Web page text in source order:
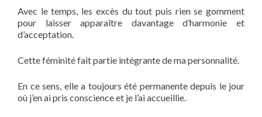
Avec le temps, les excès du tout puis rien se gomment
pour laisser apparaître davantage d’harmonie et
d’acceptation.
Cette féminité fait partie intégrante de ma personnalité.
En ce sens, elle a toujours été permanente depuis le jour
où j’en ai pris conscience et je l’ai accueillie.